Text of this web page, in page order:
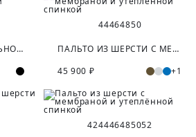
ПАЛЬТО ИЗ ПРЕМИАЛЬНОЙ ШЕРСТИ С МЕМБРАНОЙ И УТЕПЛЁННОЙ СПИНКОЙ
44464850
ПАЛЬТО ИЗ ШЕРСТИ С МЕМБРАНОЙ И УТЕПЛЁННОЙ СПИНКОЙ
45 900 ₽
+1
424446485052